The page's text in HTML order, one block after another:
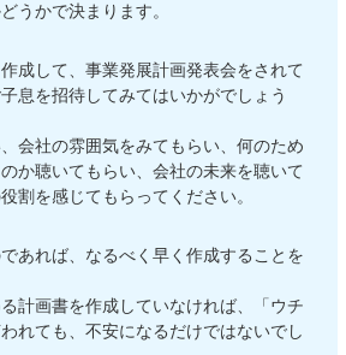
うかで決まります。
成して、事業発展計画発表会をされて
息を招待してみてはいかがでしょう
会社の雰囲気をみてもらい、何のため
か聴いてもらい、会社の未来を聴いて
割を感じてもらってください。
あれば、なるべく早く作成することを
計画書を作成していなければ、「ウチ
れても、不安になるだけではないでし